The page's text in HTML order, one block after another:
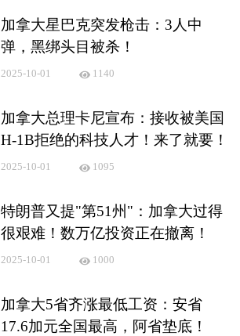
加拿大星巴克突发枪击：3人中
弹，黑绑头目被杀！
2025-10-01 1140
加拿大总理卡尼宣布：接收被美国
H-1B拒绝的科技人才！来了就要！
2025-10-01 1095
特朗普又提"第51州"：加拿大过得
很艰难！数万亿投资正在撤离！
2025-10-01 1000
加拿大5省齐涨最低工资：安省
17.6加元全国最高，阿省垫底！